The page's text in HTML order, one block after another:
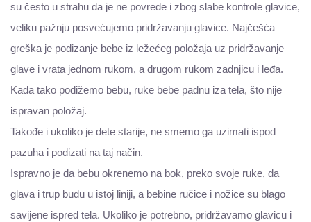
su često u strahu da je ne povrede i zbog slabe kontrole glavice,
veliku pažnju posvećujemo pridržavanju glavice. Najčešća
greška je podizanje bebe iz ležećeg položaja uz pridržavanje
glave i vrata jednom rukom, a drugom rukom zadnjicu i leđa.
Kada tako podižemo bebu, ruke bebe padnu iza tela, što nije
ispravan položaj.
Takođe i ukoliko je dete starije, ne smemo ga uzimati ispod
pazuha i podizati na taj način.
Ispravno je da bebu okrenemo na bok, preko svoje ruke, da
glava i trup budu u istoj liniji, a bebine ručice i nožice su blago
savijene ispred tela. Ukoliko je potrebno, pridržavamo glavicu i